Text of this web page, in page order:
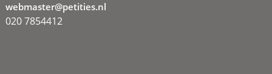
webmaster@petities.nl
020 7854412